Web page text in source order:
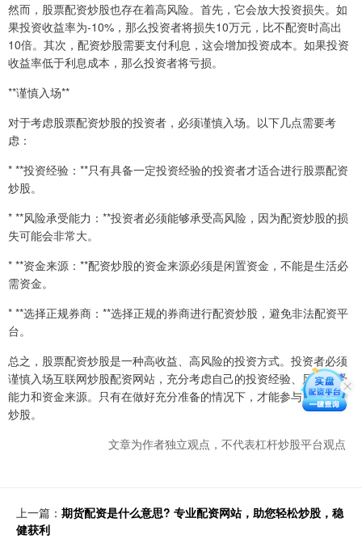
然而，股票配资炒股也存在着高风险。首先，它会放大投资损失。如
果投资收益率为-10%，那么投资者将损失10万元，比不配资时高出
10倍。其次，配资炒股需要支付利息，这会增加投资成本。如果投资
收益率低于利息成本，那么投资者将亏损。
**谨慎入场**
对于考虑股票配资炒股的投资者，必须谨慎入场。以下几点需要考
虑：
* **投资经验：**只有具备一定投资经验的投资者才适合进行股票配资
炒股。
* **风险承受能力：**投资者必须能够承受高风险，因为配资炒股的损
失可能会非常大。
* **资金来源：**配资炒股的资金来源必须是闲置资金，不能是生活必
需资金。
* **选择正规券商：**选择正规的券商进行配资炒股，避免非法配资平
台。
总之，股票配资炒股是一种高收益、高风险的投资方式。投资者必须
谨慎入场互联网炒股配资网站，充分考虑自己的投资经验、风险承受
能力和资金来源。只有在做好充分准备的情况下，才能参与股票配资
炒股。
文章为作者独立观点，不代表杠杆炒股平台观点
上一篇： 期货配资是什么意思? 专业配资网站，助您轻松炒股，稳
健获利